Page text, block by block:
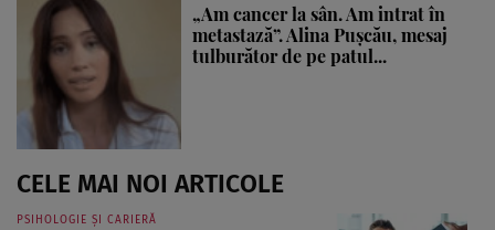
„Am cancer la sân. Am intrat în
metastază”. Alina Pușcău, mesaj
tulburător de pe patul...
CELE MAI NOI ARTICOLE
PSIHOLOGIE ȘI CARIERĂ